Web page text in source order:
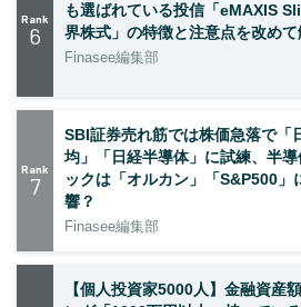
Rank
6
も選ばれている投信「eMAXIS
界株式」の特徴と注意点を改めて
Finasee編集部
Rank
7
SBI証券売れ筋では株価急落で「
均」「日経半導体」に試練、半導
ックは「オルカン」「S&P500」
響？
Finasee編集部
【個人投資家5000人】金融資産